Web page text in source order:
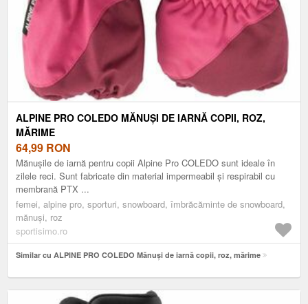
ALPINE PRO COLEDO MĂNUȘI DE IARNĂ COPII, ROZ,
MĂRIME
64,99 RON
Mănușile de iarnă pentru copii Alpine Pro COLEDO sunt ideale în
zilele reci. Sunt fabricate din material impermeabil și respirabil cu
membrană PTX ...
femei, alpine pro, sporturi, snowboard, îmbrăcăminte de snowboard,
mănuși, roz
sportisimo.ro
Similar cu ALPINE PRO COLEDO Mănuși de iarnă copii, roz, mărime